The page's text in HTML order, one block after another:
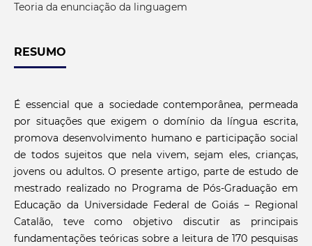
Teoria da enunciação da linguagem
RESUMO
É essencial que a sociedade contemporânea, permeada
por situações que exigem o domínio da língua escrita,
promova desenvolvimento humano e participação social
de todos sujeitos que nela vivem, sejam eles, crianças,
jovens ou adultos. O presente artigo, parte de estudo de
mestrado realizado no Programa de Pós-Graduação em
Educação da Universidade Federal de Goiás – Regional
Catalão, teve como objetivo discutir as principais
fundamentações teóricas sobre a leitura de 170 pesquisas